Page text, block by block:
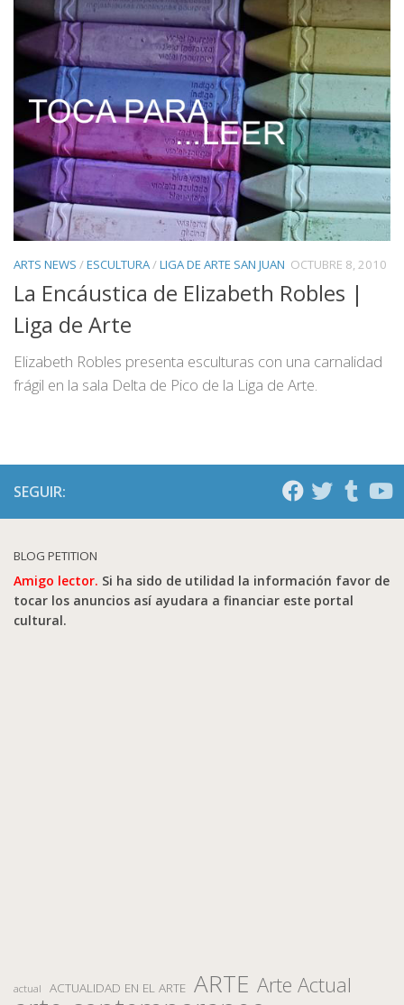
ARTS NEWS /ESCULTURA/LIGA DE ARTE SAN JUAN OCTUBRE 8, 2010
La Encáustica de Elizabeth Robles |
Liga de Arte
Elizabeth Robles presenta esculturas con una carnalidad
frágil en la sala Delta de Pico de la Liga de Arte.
SEGUIR:
BLOG PETITION
Amigo lector. Si ha sido de utilidad la información favor de
tocar los anuncios así ayudara a financiar este portal
cultural.
actual ACTUALIDAD EN EL ARTE ARTE Arte Actual